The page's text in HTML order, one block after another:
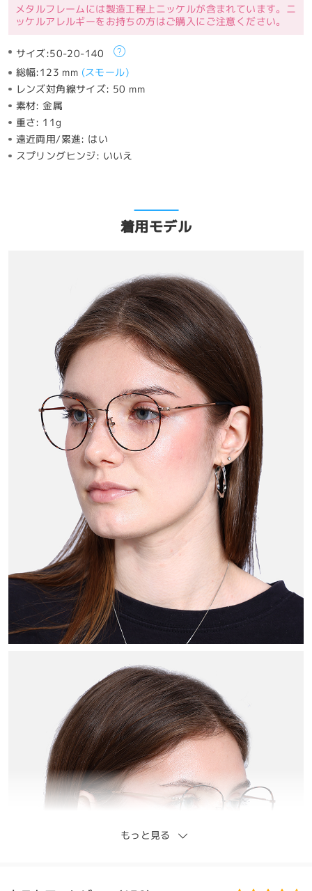
メタルフレームには製造工程上ニッケルが含まれています。ニ
ッケルアレルギーをお持ちの方はご購入にご注意ください。
サイズ:50-20-140
総幅:123 mm (スモール)
レンズ対角線サイズ: 50 mm
素材:金属
重さ: 11g
遠近両用/累進: はい
スプリングヒンジ: いいえ
着用モデル
もっと見る